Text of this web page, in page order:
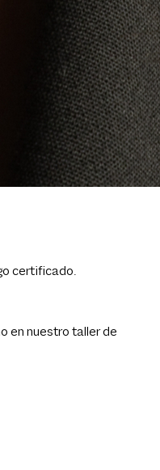
certificado.
en nuestro taller de